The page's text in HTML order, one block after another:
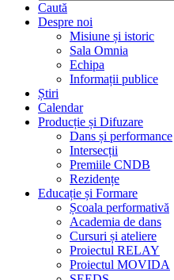
Caută
Despre noi
Misiune și istoric
Sala Omnia
Echipa
Informații publice
Știri
Calendar
Producție și Difuzare
Dans și performance
Intersecții
Premiile CNDB
Rezidențe
Educație și Formare
Școala performativă
Academia de dans
Cursuri și ateliere
Proiectul RELAY
Proiectul MOVIDA